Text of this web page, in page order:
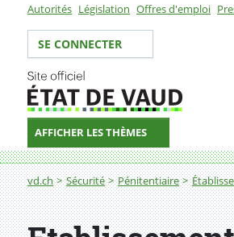
Sous-navigation
Autorités Législation Offres d'emploi
Votre identité
SE CONNECTER
AFFICHER LES THÈMES
Fil d'Ariane
vd.ch Sécurité Pénitentiaire
Etablissement de détention